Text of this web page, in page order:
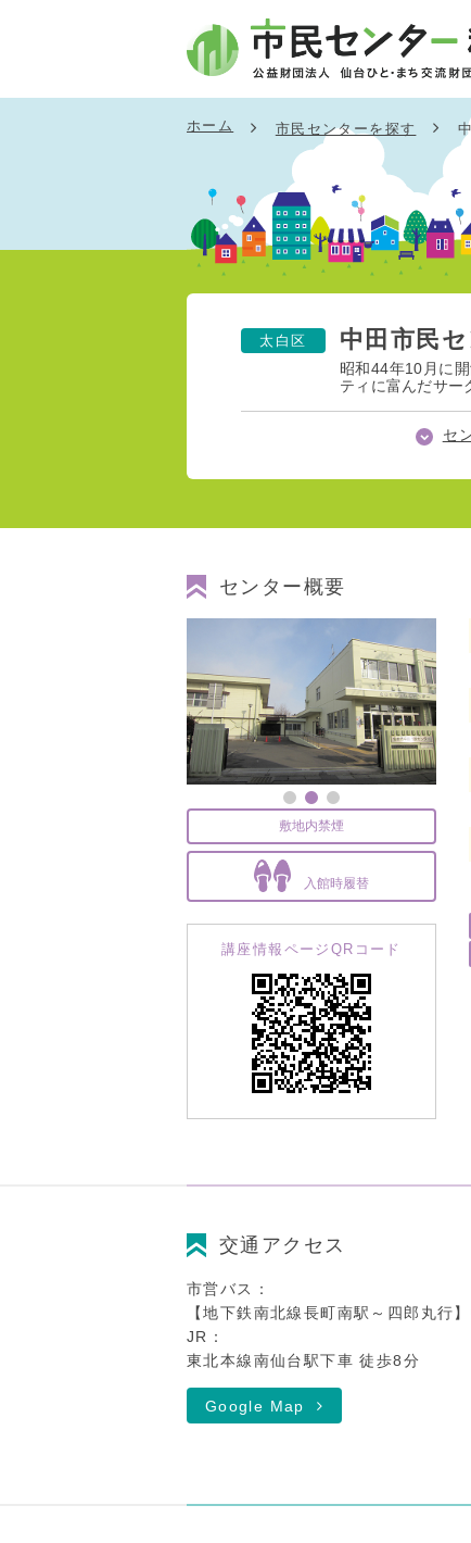
ホーム 市民センターを探す
太白区 中田市民
昭和44年10月に
ティに富んだサー
セ
センター概要
敷地内禁煙
入館時履替
講座情報ページQRコード
交通アクセス
市営バス：
【地下鉄南北線長町南駅～四郎丸行
JR：
東北本線南仙台駅下車 徒歩8分
Google Map